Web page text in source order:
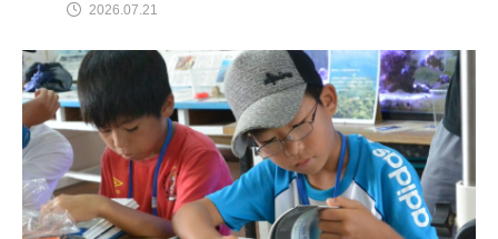
おばま水族館
アイゴ アイナメ アオウオ アオザメ
アオリイカ アカアジ アカカサゴ
アカクラゲ アカザ アカハタ
アカムツ アカメ アクアリウム
2026.07.21